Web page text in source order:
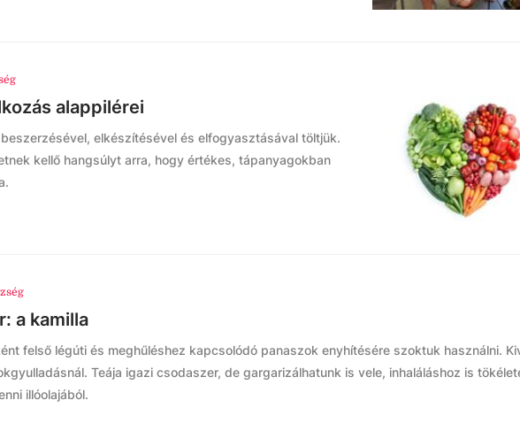
alappilérei
elkészítésével és elfogyasztásával töltjük.
kellő hangsúlyt arra, hogy értékes, tápanyagokban
a kamilla
felső légúti és meghűléshez kapcsolódó panaszok enyhítésére szoktuk használni.
Teája igazi csodaszer, de gargarizálhatunk is vele, inhaláláshoz is
illóolajából.